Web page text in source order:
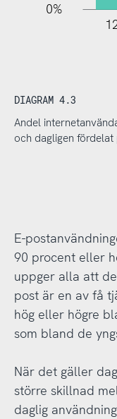
0%
DIAGRAM 4.3
Andel
och dagligen
E-
90 procent eller
uppger alla att
post är en av få
hög eller högre
som bland de
När det gäller
större skillnad
daglig